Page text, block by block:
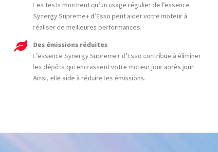
Les tests montrent qu’un usage régulier de l’essence
Synergy Supreme+ d’Esso peut aider votre moteur à
réaliser de meilleures performances.
Des émissions réduites
L’essence Synergy Supreme+ d’Esso contribue à éliminer
les dépôts qui encrassent votre moteur jour après jour.
Ainsi, elle aide à réduire les émissions.